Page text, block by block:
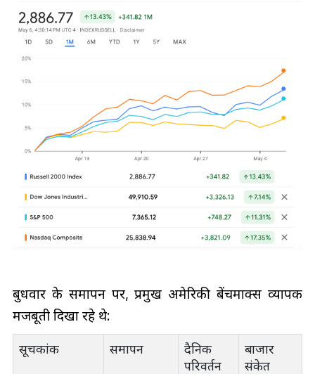
बुधवार के समापन पर, प्रमुख अमेरिकी बेंचमार्क्स व्यापक
मजबूती दिखा रहे थे:
सूचकांक समापन
दैनिक
परिवर्तन
बाजार
संकेत